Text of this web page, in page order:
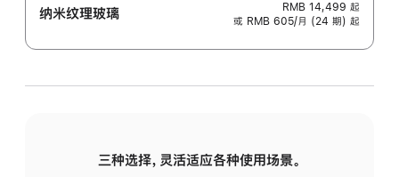
纳米纹理玻璃 RMB 14,499 起
或 RMB 605/月 (24 期) 起
三种选择，灵活适应各种使用场景。